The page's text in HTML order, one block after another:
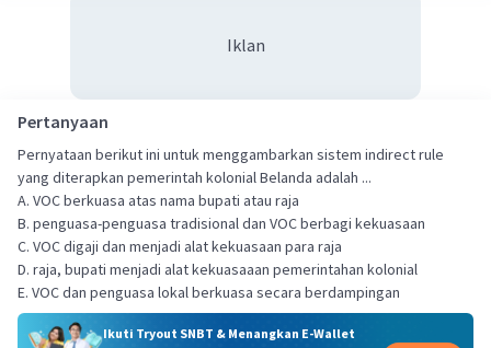
Iklan
Pertanyaan
Pernyataan berikut ini untuk menggambarkan sistem indirect rule
yang diterapkan pemerintah kolonial Belanda adalah ...
A. VOC berkuasa atas nama bupati atau raja
B. penguasa-penguasa tradisional dan VOC berbagi kekuasaan
C. VOC digaji dan menjadi alat kekuasaan para raja
D. raja, bupati menjadi alat kekuasaaan pemerintahan kolonial
E. VOC dan penguasa lokal berkuasa secara berdampingan
Ikuti Tryout SNBT & Menangkan E-Wallet